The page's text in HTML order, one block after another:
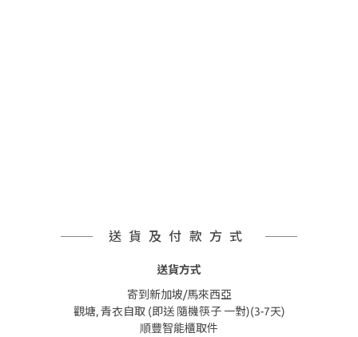
送貨及付款方式
送貨方式
寄到新加坡/馬來西亞
觀塘, 青衣自取 (即送 隨機筷子 一對)(3-7天)
順豐智能櫃取件